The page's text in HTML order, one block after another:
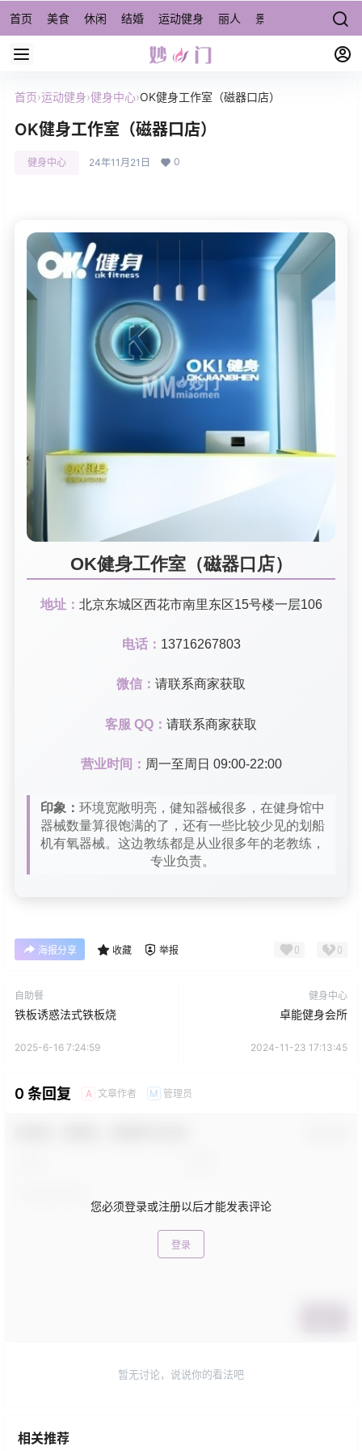
首页 美食 休闲 结婚 运动健身 丽人 景点/周边游 宠物
首页›运动健身›健身中心›OK健身工作室（磁器口店）
OK健身工作室（磁器口店）
健身中心 24年11月21日 0
OK健身工作室（磁器口店）
地址： 北京东城区西花市南里东区15号楼一层106
电话： 13716267803
微信： 请联系商家获取
客服 QQ： 请联系商家获取
营业时间： 周一至周日 09:00-22:00
印象： 环境宽敞明亮，健知器械很多，在健身馆中
器械数量算很饱满的了，还有一些比较少见的划船
机有氧器械。这边教练都是从业很多年的老教练，
专业负责。
海报分享 收藏 举报 0 0
自助餐
铁板诱惑法式铁板烧
2025-6-16 7:24:59
健身中心
卓能健身会所
2024-11-23 17:13:45
0 条回复 A 文章作者 M 管理员
您必须登录或注册以后才能发表评论
登录
暂无讨论，说说你的看法吧
相关推荐